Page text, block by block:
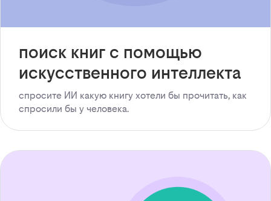
поиск книг с помощью
искусственного интеллекта
спросите ИИ какую книгу хотели бы прочитать, как
спросили бы у человека.